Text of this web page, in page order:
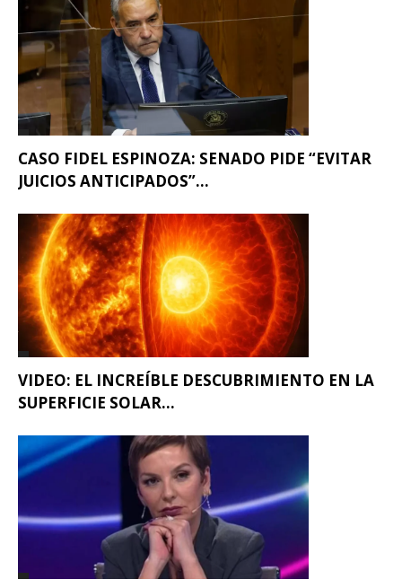
CASO FIDEL ESPINOZA: SENADO PIDE “EVITAR
JUICIOS ANTICIPADOS”...
VIDEO: EL INCREÍBLE DESCUBRIMIENTO EN LA
SUPERFICIE SOLAR...